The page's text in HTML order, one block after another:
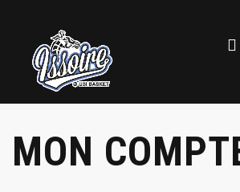
MON